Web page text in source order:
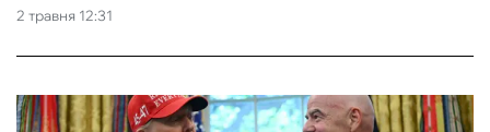
2 травня 12:31